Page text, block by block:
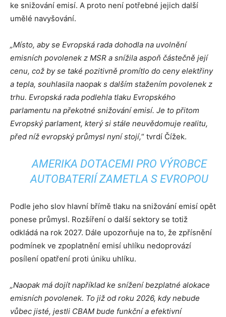
ke snižování emisí. A proto není potřebné jejich další
umělé navyšování.
„Místo, aby se Evropská rada dohodla na uvolnění
emisních povolenek z MSR a snížila aspoň částečně její
cenu, což by se také pozitivně promítlo do ceny elektřiny
a tepla, souhlasila naopak s dalším stažením povolenek z
trhu. Evropská rada podlehla tlaku Evropského
parlamentu na překotné snižování emisí. Je to přitom
Evropský parlament, který si stále neuvědomuje realitu,
před níž evropský průmysl nyní stojí,“ tvrdí Čížek.
AMERIKA DOTACEMI PRO VÝROBCE
AUTOBATERIÍ ZAMETLA S EVROPOU
Podle jeho slov hlavní břímě tlaku na snižování emisí opět
ponese průmysl. Rozšíření o další sektory se totiž
odkládá na rok 2027. Dále upozorňuje na to, že zpřísnění
podmínek ve zpoplatnění emisí uhlíku nedoprovází
posílení opatření proti úniku uhlíku.
„Naopak má dojít například ke snížení bezplatné alokace
emisních povolenek. To již od roku 2026, kdy nebude
vůbec jisté, jestli CBAM bude funkční a efektivní